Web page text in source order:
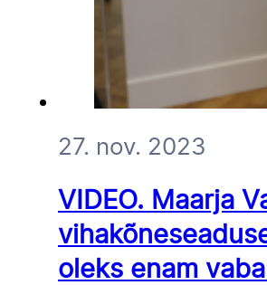
27. nov. 2023
VIDEO. Maarja
oleks enam